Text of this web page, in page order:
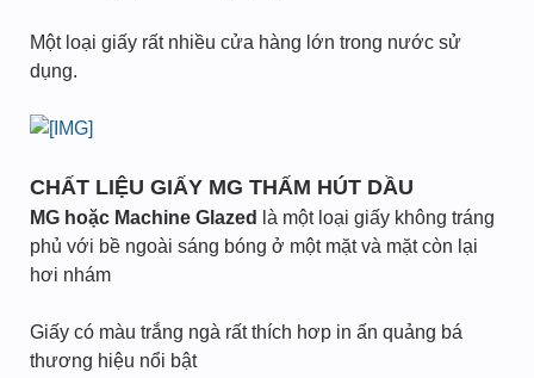
Một loại giấy rất nhiều cửa hàng lớn trong nước sử
dụng.
CHẤT LIỆU GIẤY MG THẤM HÚT DẦU
MG hoặc Machine Glazed
là một loại giấy không tráng
phủ với bề ngoài sáng bóng ở một mặt và mặt còn lại
hơi nhám
Giấy có màu trắng ngà rất thích hơp in ấn quảng bá
thương hiệu nổi bật